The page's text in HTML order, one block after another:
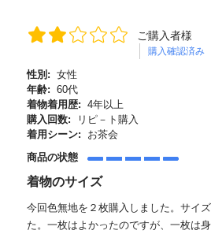
ご購入者様
購入確認済み
性別: 女性
年齢: 60代
着物着用歴: 4年以上
購入回数:
リピ－ト購入
着用シーン:
お茶会
商品の状態
着物のサイズ
今回色無地を２枚購入しました。サイ
た。一枚はよかったのですが、一枚は